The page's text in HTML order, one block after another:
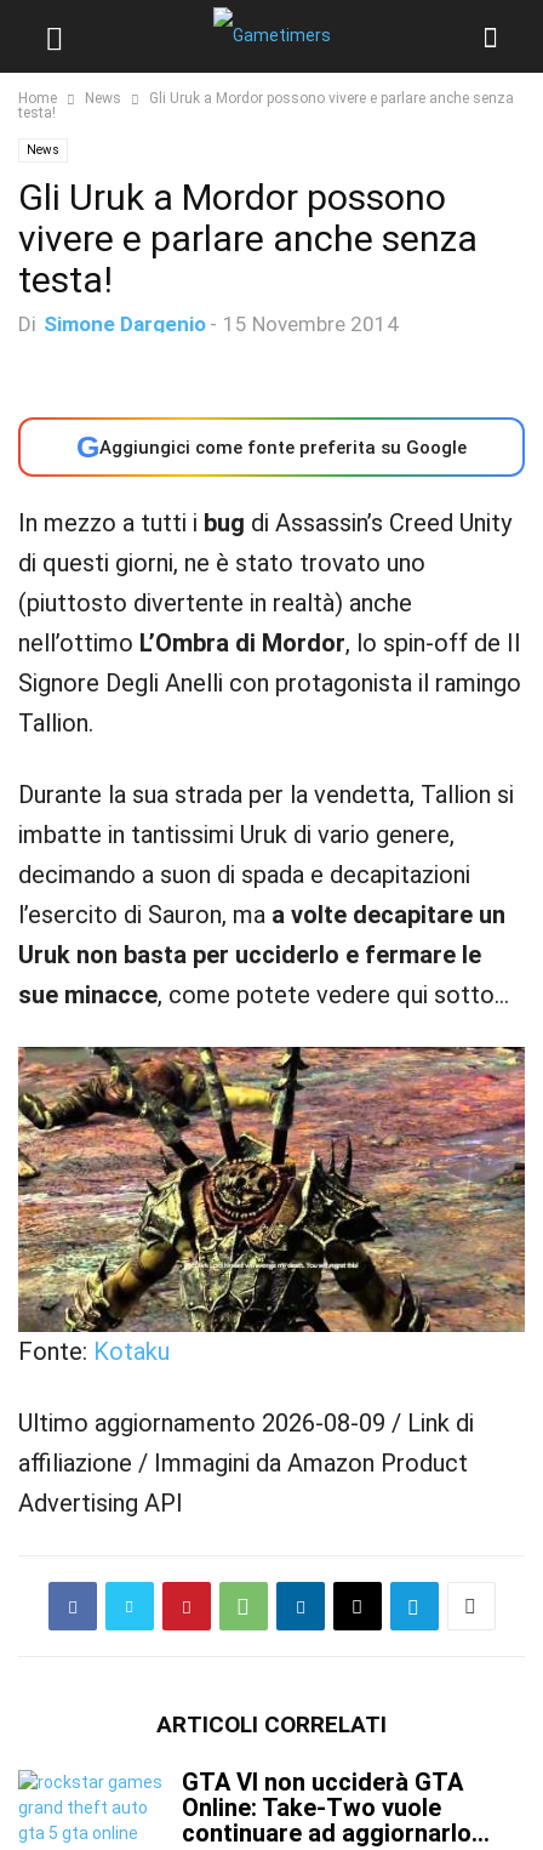
Home News
Gli Uruk a Mordor possono vivere e parlare anche senza
testa!
News
Gli Uruk a Mordor possono
vivere e parlare anche senza
testa!
Di Simone Dargenio - 15 Novembre 2014
GAggiungici come fonte preferita su Google
In mezzo a tutti i bug di Assassin’s Creed Unity
di questi giorni, ne è stato trovato uno
(piuttosto divertente in realtà) anche
nell’ottimo L’Ombra di Mordor, lo spin-off de Il
Signore Degli Anelli con protagonista il ramingo
Tallion.
Durante la sua strada per la vendetta, Tallion si
imbatte in tantissimi Uruk di vario genere,
decimando a suon di spada e decapitazioni
l’esercito di Sauron, ma a volte decapitare un
Uruk non basta per ucciderlo e fermare le
sue minacce, come potete vedere qui sotto…
Fonte: Kotaku
Ultimo aggiornamento 2026-08-09 / Link di
affiliazione / Immagini da Amazon Product
Advertising API
ARTICOLI CORRELATI
GTA VI non ucciderà GTA
Online: Take-Two vuole
continuare ad aggiornarlo...